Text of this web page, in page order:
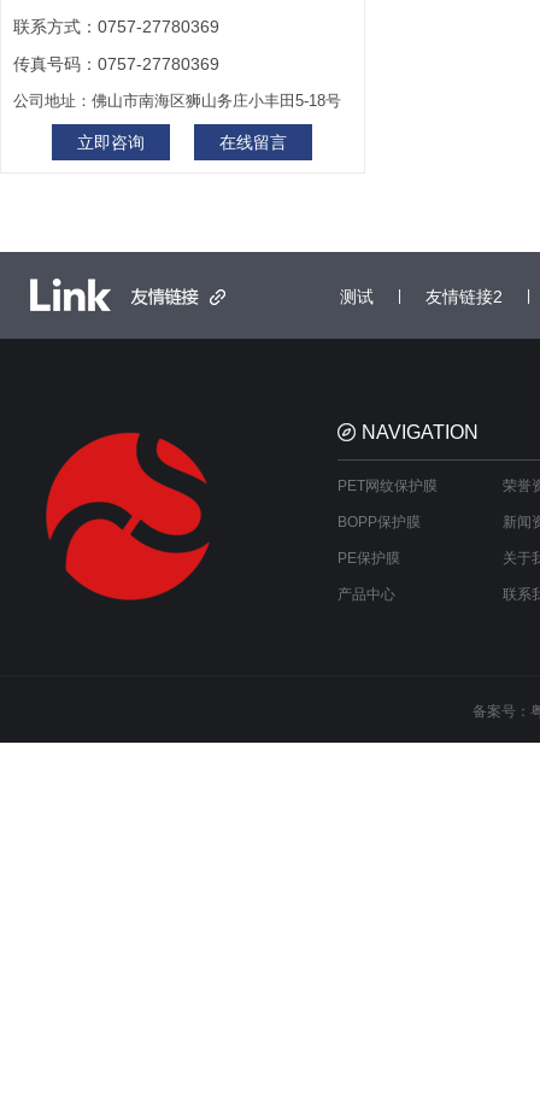
联系方式：0757-27780369
传真号码：0757-27780369
公司地址：佛山市南海区狮山务庄小丰田5-18号
立即咨询 在线留言
测试 | 友情链接2 |
NAVIGATION
PET网纹保护膜
BOPP保护膜
PE保护膜
产品中心
荣誉
新闻
关于
联系
备案号：